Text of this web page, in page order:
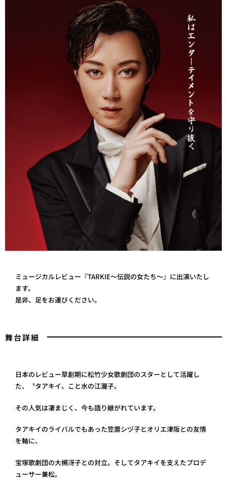
ミュージカルレビュー『TARKIE～伝説の女たち～』に出演いたし
ます。
是非、足をお運びください。
舞台詳細
日本のレビュー草創期に松竹少女歌劇団のスターとして活躍し
た、〝タアキイ〟こと水の江瀧子。
その人気は凄まじく、今も語り継がれています。
タアキイのライバルでもあった笠置シヅ子とオリエ津阪との友情
を軸に、
宝塚歌劇団の大槻冴子との対立。そしてタアキイを支えたプロデ
ューサー兼松。